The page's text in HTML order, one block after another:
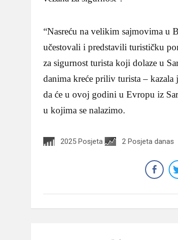
“Nasreću na velikim sajmovima u
učestovali i predstavili turističku
za sigurnost turista koji dolaze u
danima kreće priliv turista – kazala
da će u ovoj godini u Evropu iz
u kojima se nalazimo.
2025 Posjeta 2 Posjeta danas